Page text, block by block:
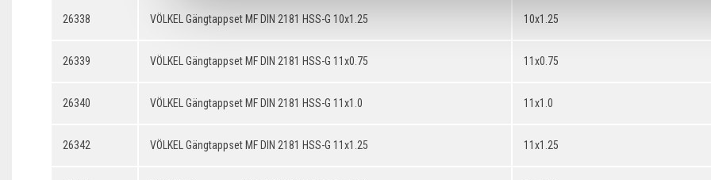
26338 VÖLKEL Gängtappset MF DIN 2181 HSS-G 10x1.25 10x1.25
26339 VÖLKEL Gängtappset MF DIN 2181 HSS-G 11x0.75 11x0.75
26340 VÖLKEL Gängtappset MF DIN 2181 HSS-G 11x1.0 11x1.0
26342 VÖLKEL Gängtappset MF DIN 2181 HSS-G 11x1.25 11x1.25